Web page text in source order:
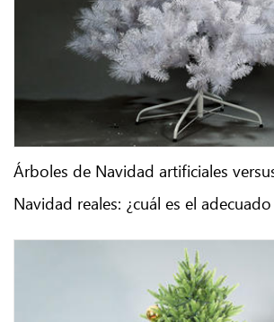
Árboles de Navidad artificiales
Navidad reales: ¿cuál es el